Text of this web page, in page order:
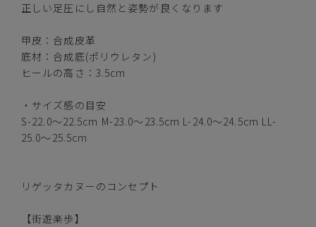
正しい足圧にし自然と姿勢が良くなります
甲皮：合成皮革
底材：合成底(ポリウレタン)
ヒールの高さ：3.5cm
・サイズ感の目安
S-22.0～22.5cm M-23.0～23.5cm L-24.0～24.5cm LL-
25.0～25.5cm
リゲッタカヌーのコンセプト
【街遊楽歩】